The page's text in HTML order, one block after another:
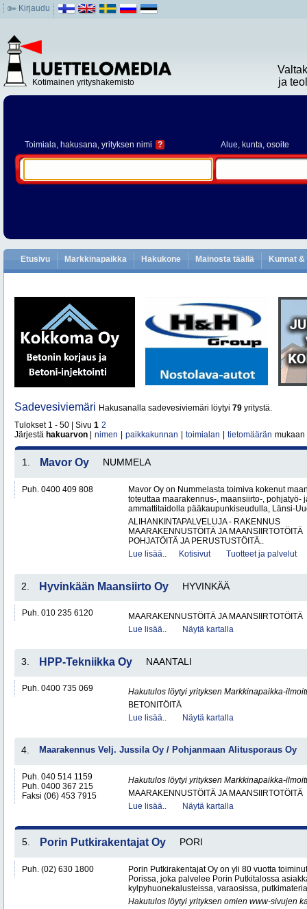
Kirjaudu
Kotimainen yrityshakemisto
ja
Toimiala, hakusana, yrityksen nimi ? Alue, kunta, osoite
Etusivu Markkinapaikka Hakukone Mainosta täällä Kunnat
Sadevesiviemäri Hakusanalla sadevesiviemäri löytyi 79 yritystä.
Tulokset 1 - 50 | Sivu 1 2
Järjestä hakuarvon nimen paikkakunnan toimialan tietomäärän mukaan
1. Mavor Oy NUMMELA
Puh. 0400 409 808
Mavor Oy on Nummelasta toimiva kokenut
toteuttaa maarakennus-, maansiirto-, pohjatyö-
ammattitaidolla pääkaupunkiseudulla, Länsi-
ALIHANKINTAPALVELUJA - RAKENNUS
MAARAKENNUSTÖITÄ JA MAANSIIRTOTÖITÄ
POHJATÖITÄ JA PERUSTUSTÖITÄ..
Lue lisää..
Kotisivut Tuotteet ja palvelut
2. Hyvinkään Maansiirto Oy HYVINKÄÄ
Puh. 010 235 6120
MAARAKENNUSTÖITÄ JA MAANSIIRTOTÖITÄ
Lue lisää..
Näytä kartalla
3. HPP-Tekniikka Oy NAANTALI
Puh. 0400 735 069
Hakutulos löytyi yrityksen Markkinapaikka-
BETONITÖITÄ
Lue lisää..
Näytä kartalla
4. Maarakennus Velj. Jussila Oy / Pohjanmaan Alitusporaus Oy
Puh. 040 514 1159
Puh. 0400 367 215
Faksi (06) 453 7915
Hakutulos löytyi yrityksen Markkinapaikka-
MAARAKENNUSTÖITÄ JA MAANSIIRTOTÖITÄ
Lue lisää..
Näytä kartalla
5. Porin Putkirakentajat Oy PORI
Puh. (02) 630 1800
Porin Putkirakentajat Oy on yli 80 vuotta
Porissa, joka palvelee Porin Putkitalossa
kylpyhuonekalusteissa, varaosissa,
Hakutulos löytyi yrityksen omien www-sivujen